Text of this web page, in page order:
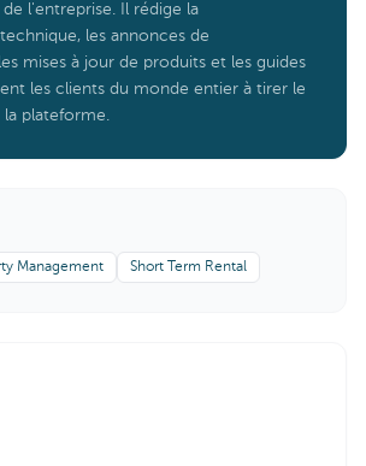
l'entreprise. Il rédige la
les annonces de
mises à jour de produits et les guides
les clients du monde entier à tirer le
la plateforme.
Management Short Term Rental